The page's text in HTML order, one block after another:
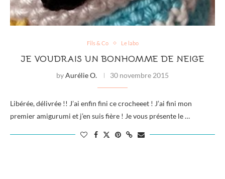
Fils & Co Le labo
JE VOUDRAIS UN BONHOMME DE NEIGE
byAurélie O. 30 novembre 2015
Libérée, délivrée !! J’ai enfin fini ce crocheeet ! J’ai fini mon
premier amigurumi et j’en suis fière ! Je vous présente le …